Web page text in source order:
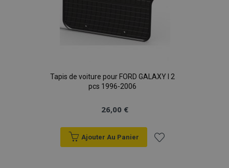
Tapis de voiture pour FORD GALAXY I 2
pcs 1996-2006
26,00 €
Ajouter Au Panier